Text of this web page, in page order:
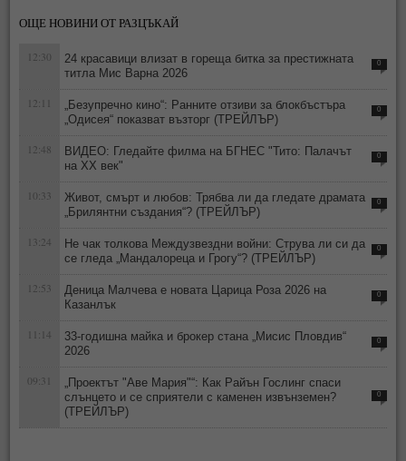
ОЩЕ НОВИНИ ОТ РАЗЦЪКАЙ
12:30
24 красавици влизат в гореща битка за престижната
титла Мис Варна 2026
0
12:11
„Безупречно кино“: Ранните отзиви за блокбъстъра
„Одисея“ показват възторг (ТРЕЙЛЪР)
0
12:48
ВИДЕО: Гледайте филма на БГНЕС "Тито: Палачът
на ХХ век"
0
10:33
Живот, смърт и любов: Трябва ли да гледате драмата
„Брилянтни създания“? (ТРЕЙЛЪР)
0
13:24
Не чак толкова Междузвездни войни: Струва ли си да
се гледа „Мандалореца и Грогу“? (ТРЕЙЛЪР)
0
12:53
Деница Малчева е новата Царица Роза 2026 на
Казанлък
0
11:14
33-годишна майка и брокер стана „Мисис Пловдив“
2026
0
09:31
„Проектът "Аве Мария"“: Как Райън Гослинг спаси
слънцето и се сприятели с каменен извънземен?
(ТРЕЙЛЪР)
0